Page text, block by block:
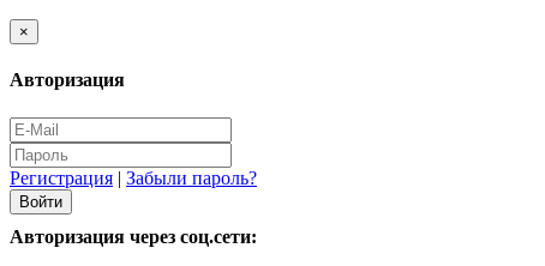
×
Авторизация
Регистрация | Забыли пароль?
Авторизация через соц.сети: